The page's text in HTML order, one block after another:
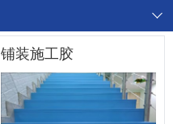
铺装施工胶